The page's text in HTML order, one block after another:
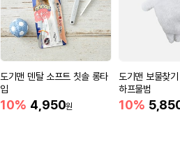
도기맨 덴탈 소프트 칫솔 롱타
입
10% 4,950원
도기맨 보물찾
하프물범
10%